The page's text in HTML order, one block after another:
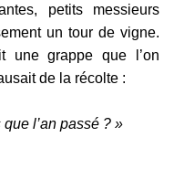
petits messieurs
un tour de vigne.
une grappe que l’on
de la récolte :
l’an passé ? »